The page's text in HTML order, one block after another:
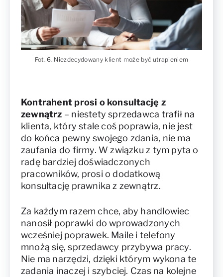
Fot. 6. Niezdecydowany klient może być utrapieniem
Kontrahent prosi o konsultację z
zewnątrz – niestety sprzedawca trafił na
klienta, który stale coś poprawia, nie jest
do końca pewny swojego zdania, nie ma
zaufania do firmy. W związku z tym pyta o
radę bardziej doświadczonych
pracowników, prosi o dodatkową
konsultację prawnika z zewnątrz.
Za każdym razem chce, aby handlowiec
nanosił poprawki do wprowadzonych
wcześniej poprawek. Maile i telefony
mnożą się, sprzedawcy przybywa pracy.
Nie ma narzędzi, dzięki którym wykona te
zadania inaczej i szybciej. Czas na kolejne